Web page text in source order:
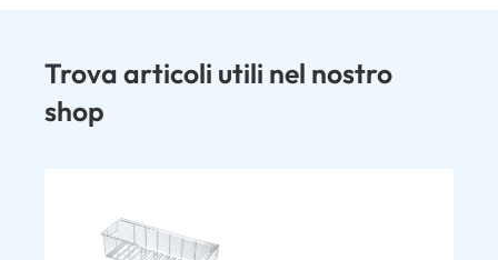
Trova articoli utili nel nostro
shop